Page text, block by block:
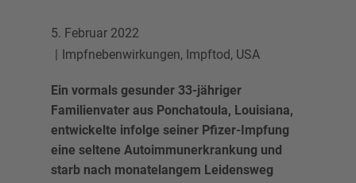
5. Februar 2022
Impfnebenwirkungen, Impftod, USA
Ein vormals gesunder 33-jähriger
Familienvater aus Ponchatoula, Louisiana,
entwickelte infolge seiner Pfizer-Impfung
eine seltene Autoimmunerkrankung und
starb nach monatelangem Leidensweg